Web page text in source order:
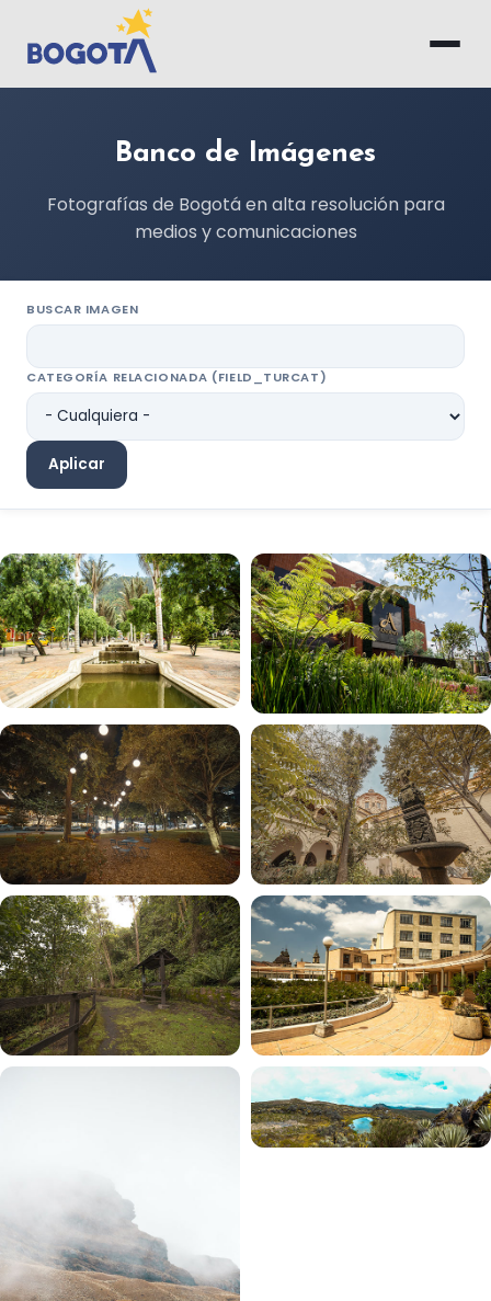
Saltar al contenido principal
Banco de Imágenes
Fotografías de Bogotá en alta resolución para
medios y comunicaciones
BUSCAR IMAGEN
CATEGORÍA RELACIONADA (FIELD_TURCAT)